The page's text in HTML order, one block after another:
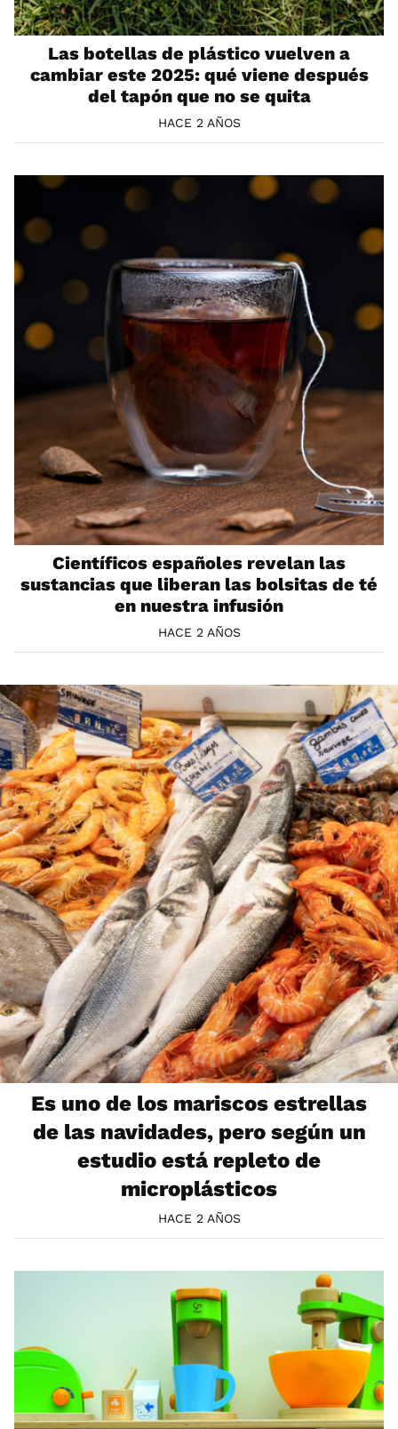
Las botellas de plástico vuelven a
cambiar este 2025: qué viene después
del tapón que no se quita
HACE 2 AÑOS
Científicos españoles revelan las
sustancias que liberan las bolsitas de té
en nuestra infusión
HACE 2 AÑOS
Es uno de los mariscos estrellas
de las navidades, pero según un
estudio está repleto de
microplásticos
HACE 2 AÑOS